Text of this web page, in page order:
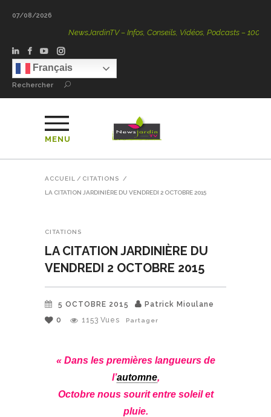
07/08/2026
NewsJardinTV – Infos, Conseils, Vidéos, Podcasts – 100 %
Français
Rechercher
MENU
ACCUEIL / CITATIONS /
LA CITATION JARDINIÈRE DU VENDREDI 2 OCTOBRE 2015
CITATIONS
LA CITATION JARDINIÈRE DU
VENDREDI 2 OCTOBRE 2015
5 OCTOBRE 2015
Patrick Mioulane
0
1153 Vues Partager
« Dans les premières langueurs de
l’automne,
Octobre nous sourit entre soleil et
pluie.